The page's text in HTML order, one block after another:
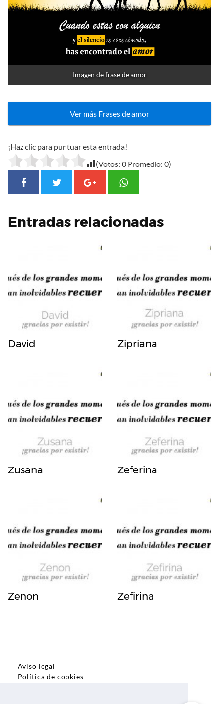
Imagen de frase de amor
Ver más Frases de amor
¡Haz clic para puntuar esta entrada!
(Votos: 0 Promedio: 0)
Entradas relacionadas
David Zipriana
Zusana Zeferina
Zenon Zefirina
Aviso legal
Política de cookies